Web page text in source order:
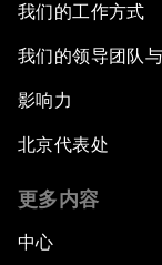
我们的工作方式
我们的领导团队
影响力
北京代表处
更多内容
中心